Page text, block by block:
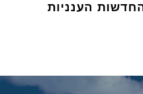
הענניות